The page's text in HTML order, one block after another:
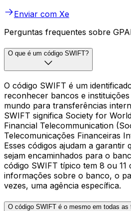
Enviar com Xe
Perguntas frequentes sobre
O que é um código SWIFT?
O código SWIFT é um
reconhecer bancos e
mundo para transferências
SWIFT significa Society for
Financial Telecommunication
Telecomunicações Financeiras
Esses códigos ajudam a garantir
sejam encaminhados para o
código SWIFT típico tem 8 ou 11
informações sobre o banco, o
vezes, uma agência específica.
O código SWIFT é o mesmo em todas as